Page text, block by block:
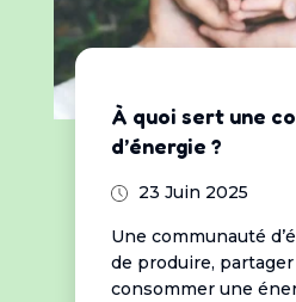
À quoi sert une
d’énergie ?
23 Juin 2025
Une communauté
de produire,
consommer une